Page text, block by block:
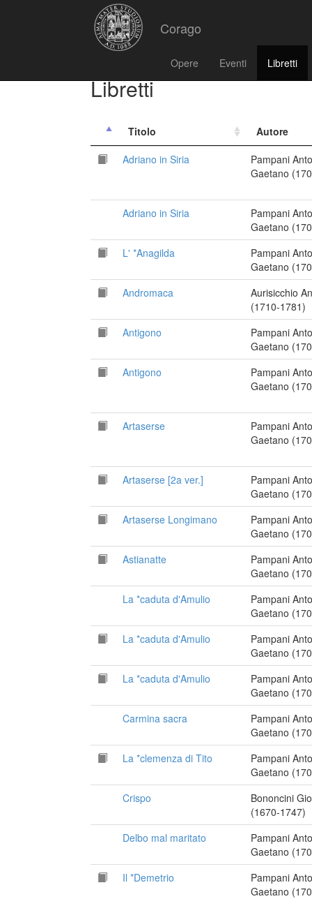
Corago
Opere Eventi Libretti
Libretti
Titolo
Autore
Adriano in Siria
Pampani
Gaetano
Adriano in Siria
Pampani
Gaetano
L' *Anagilda
Pampani
Gaetano
Andromaca
Aurisicchio
(1710-1781)
Antigono
Pampani
Gaetano
Antigono
Pampani
Gaetano
Artaserse
Pampani
Gaetano
Artaserse [2a ver.]
Pampani
Gaetano
Artaserse Longimano
Pampani
Gaetano
Astianatte
Pampani
Gaetano
La *caduta d'Amulio
Pampani
Gaetano
La *caduta d'Amulio
Pampani
Gaetano
La *caduta d'Amulio
Pampani
Gaetano
Carmina sacra
Pampani
Gaetano
La *clemenza di Tito
Pampani
Gaetano
Crispo
Bononcini
(1670-1747)
Delbo mal maritato
Pampani
Gaetano
Il *Demetrio
Pampani
Gaetano